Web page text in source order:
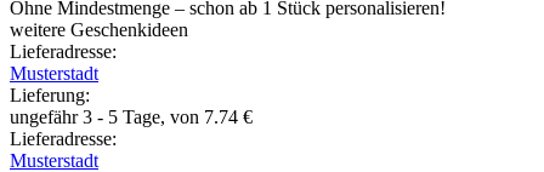
Ohne Mindestmenge – schon ab 1 Stück personalisieren!
weitere Geschenkideen
Lieferadresse:
Musterstadt
Lieferung:
ungefähr 3 - 5 Tage, von 7.74 €
Lieferadresse:
Musterstadt